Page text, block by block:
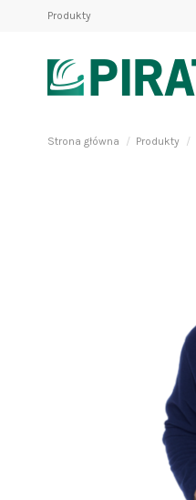
Produkty
Strona główna Produkty